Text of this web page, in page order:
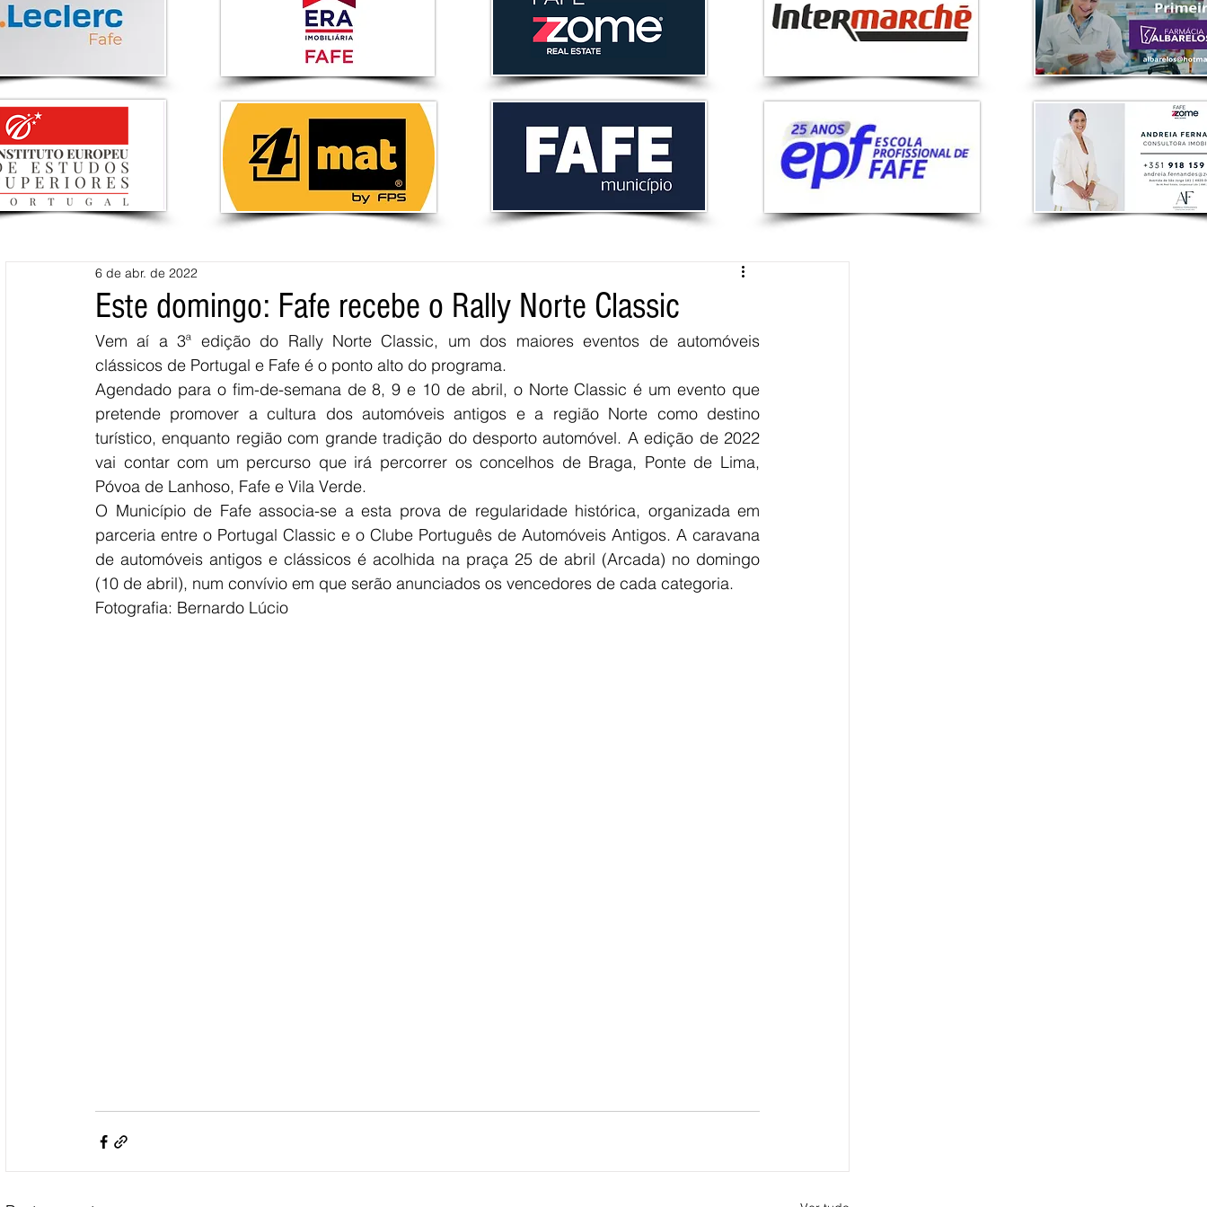
Este domingo: Fafe recebe o Rally Norte Classic
6 de abr. de 2022
Vem aí a 3ª edição do Rally Norte Classic, um dos maiores eventos de automóveis
clássicos de Portugal e Fafe é o ponto alto do programa.
Agendado para o fim-de-semana de 8, 9 e 10 de abril, o Norte Classic é um evento que
pretende promover a cultura dos automóveis antigos e a região Norte como destino
turístico, enquanto região com grande tradição do desporto automóvel. A edição de 2022
vai contar com um percurso que irá percorrer os concelhos de Braga, Ponte de Lima,
Póvoa de Lanhoso, Fafe e Vila Verde.
O Município de Fafe associa-se a esta prova de regularidade histórica, organizada em
parceria entre o Portugal Classic e o Clube Português de Automóveis Antigos. A caravana
de automóveis antigos e clássicos é acolhida na praça 25 de abril (Arcada) no domingo
(10 de abril), num convívio em que serão anunciados os vencedores de cada categoria.
Fotografia: Bernardo Lúcio